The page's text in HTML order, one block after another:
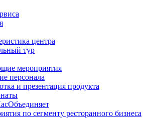
центра
тур
мероприятия
персонала
и презентация продукта
по сегменту ресторанного бизнеса